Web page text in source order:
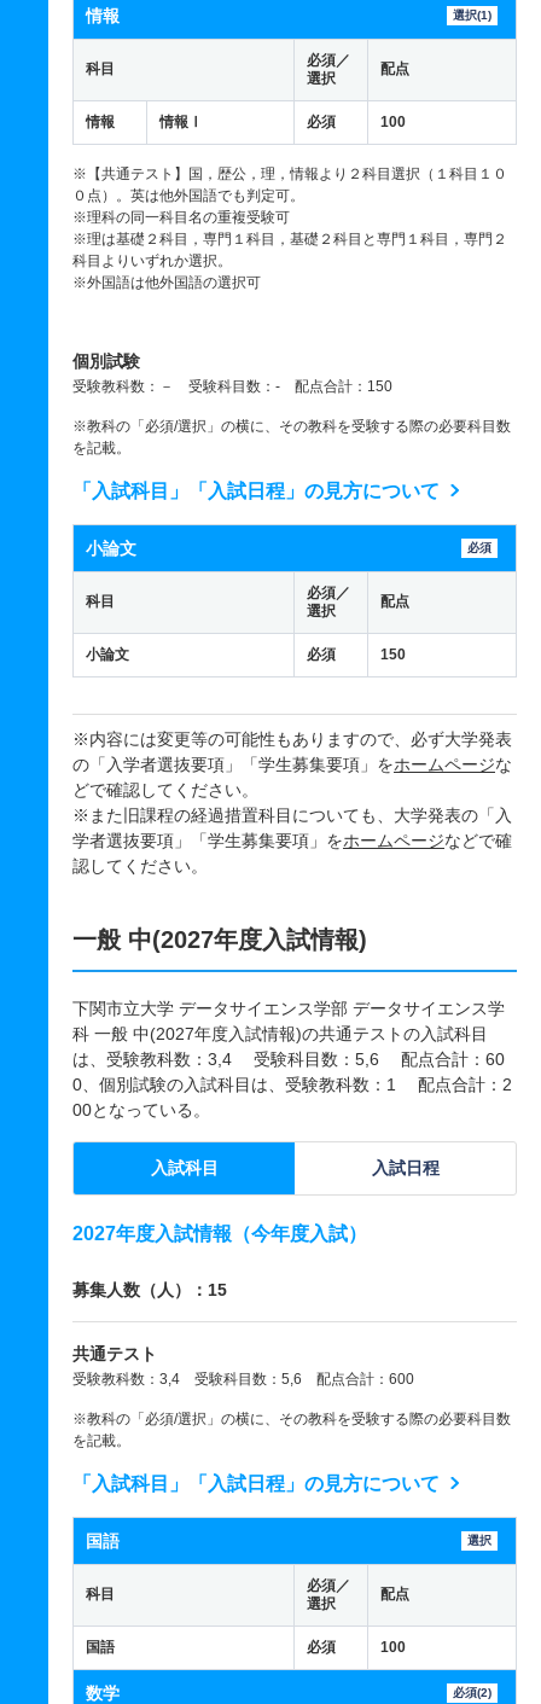
情報 選択(1)
科目
必須／
選択
配点
情報 情報Ⅰ 必須 100
※【共通テスト】国，歴公，理，情報より２科目選択（１科目１０
０点）。英は他外国語でも判定可。
※理科の同一科目名の重複受験可
※理は基礎２科目，専門１科目，基礎２科目と専門１科目，専門２
科目よりいずれか選択。
※外国語は他外国語の選択可
個別試験
受験教科数：－ 受験科目数：- 配点合計：150
※教科の「必須/選択」の横に、その教科を受験する際の必要科目数
を記載。
「入試科目」「入試日程」の見方について
小論文 必須
科目
必須／
選択
配点
小論文 必須 150
※内容には変更等の可能性もありますので、必ず大学発表
の「入学者選抜要項」「学生募集要項」をホームページな
どで確認してください。
※また旧課程の経過措置科目についても、大学発表の「入
学者選抜要項」「学生募集要項」をホームページなどで確
認してください。
一般 中(2027年度入試情報)
下関市立大学 データサイエンス学部 データサイエンス学
科 一般 中(2027年度入試情報)の共通テストの入試科目
は、受験教科数：3,4 受験科目数：5,6 配点合計：60
0、個別試験の入試科目は、受験教科数：1 配点合計：2
00となっている。
入試科目 入試日程
2027年度入試情報（今年度入試）
募集人数（人）：15
共通テスト
受験教科数：3,4 受験科目数：5,6 配点合計：600
※教科の「必須/選択」の横に、その教科を受験する際の必要科目数
を記載。
「入試科目」「入試日程」の見方について
国語 選択
科目
必須／
選択
配点
国語 必須 100
数学 必須(2)